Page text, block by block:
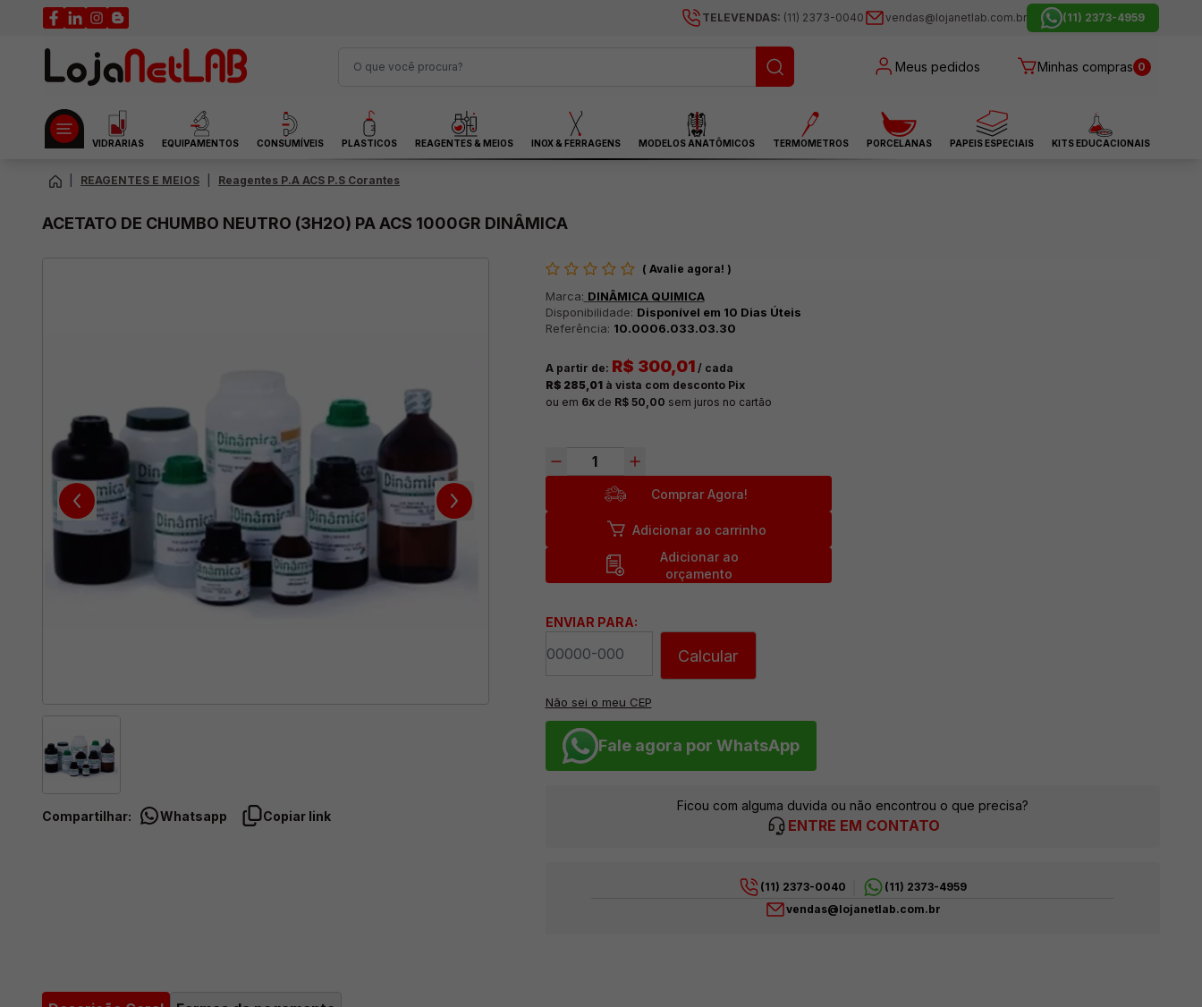
TELEVENDAS: (11) 2373-0040 vendas@lojanetlab.com.br (11) 2373-4959
Meus pedidos Minhas compras 0
VIDRARIAS EQUIPAMENTOS CONSUMÍVEIS PLASTICOS REAGENTES & MEIOS INOX & FERRAGENS MODELOS ANATÔMICOS TERMOMETROS PORCELANAS PAPEIS ESPECIAIS KITS EDUCACIONAIS
REAGENTES E MEIOS Reagentes P.A ACS P.S Corantes
ACETATO DE CHUMBO NEUTRO (3H2O) PA ACS 1000GR DINÂMICA
Compartilhar: Whatsapp Copiar link
( Avalie agora! )
Marca: DINÂMICA QUIMICA
Disponibilidade: Disponível em 10 Dias Úteis
Referência: 10.0006.033.03.30
A partir de: R$ 300,01 / cada
R$ 285,01à vista com desconto Pix
ou em 6xde R$ 50,00 sem juros no cartão
Comprar Agora!
Adicionar ao carrinho
Adicionar ao
orçamento
ENVIAR PARA:
Calcular
Não sei o meu CEP
Fale agora por WhatsApp
Ficou com alguma duvida ou não encontrou o que precisa?
ENTRE EM CONTATO
(11) 2373-0040
(11) 2373-4959
vendas@lojanetlab.com.br